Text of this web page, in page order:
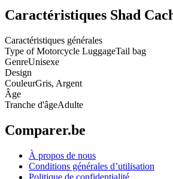
Caractéristiques Shad
Caractéristiques générales
Type of Motorcycle LuggageTail bag
GenreUnisexe
Design
CouleurGris, Argent
Âge
Tranche d'âgeAdulte
Comparer.be
À propos de nous
Conditions générales d’utilisation
Politique de confidentialité